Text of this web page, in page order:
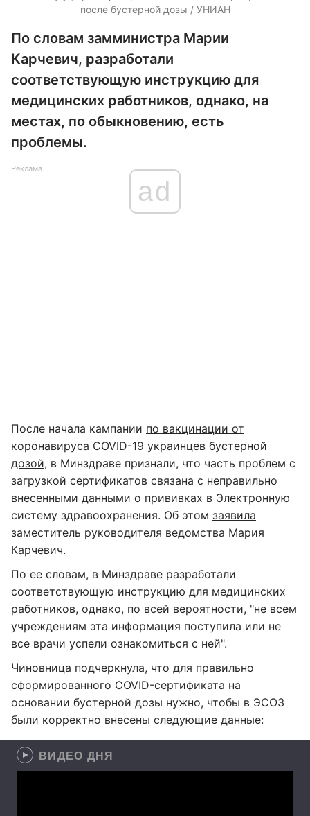
после бустерной дозы / УНИАН
По словам замминистра Марии
Карчевич, разработали
соответствующую инструкцию для
медицинских работников, однако, на
местах, по обыкновению, есть
проблемы.
Реклама
ad
После начала кампании по вакцинации от
коронавируса COVID-19 украинцев бустерной
дозой, в Минздраве признали, что часть проблем с
загрузкой сертификатов связана с неправильно
внесенными данными о прививках в Электронную
систему здравоохранения. Об этом заявила
заместитель руководителя ведомства Мария
Карчевич.
По ее словам, в Минздраве разработали
соответствующую инструкцию для медицинских
работников, однако, по всей вероятности, "не всем
учреждениям эта информация поступила или не
все врачи успели ознакомиться с ней".
Чиновница подчеркнула, что для правильно
сформированного COVID-сертификата на
основании бустерной дозы нужно, чтобы в ЭСОЗ
были корректно внесены следующие данные:
ВИДЕО ДНЯ